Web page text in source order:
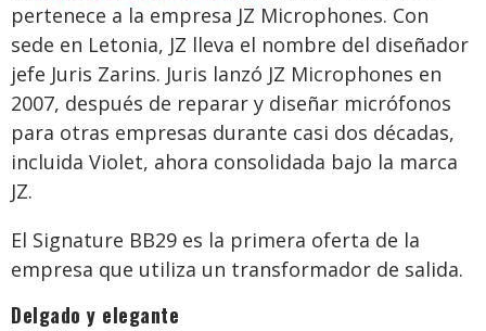
pertenece a la empresa JZ Microphones. Con
sede en Letonia, JZ lleva el nombre del diseñador
jefe Juris Zarins. Juris lanzó JZ Microphones en
2007, después de reparar y diseñar micrófonos
para otras empresas durante casi dos décadas,
incluida Violet, ahora consolidada bajo la marca
JZ.
El Signature BB29 es la primera oferta de la
empresa que utiliza un transformador de salida.
Delgado y elegante